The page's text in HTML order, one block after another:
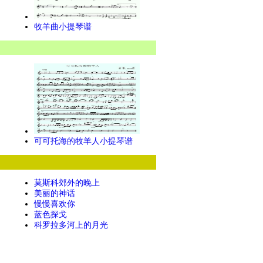
牧羊曲小提琴谱
可可托海的牧羊人小提琴谱
莫斯科郊外的晚上
美丽的神话
慢慢喜欢你
蓝色探戈
科罗拉多河上的月光